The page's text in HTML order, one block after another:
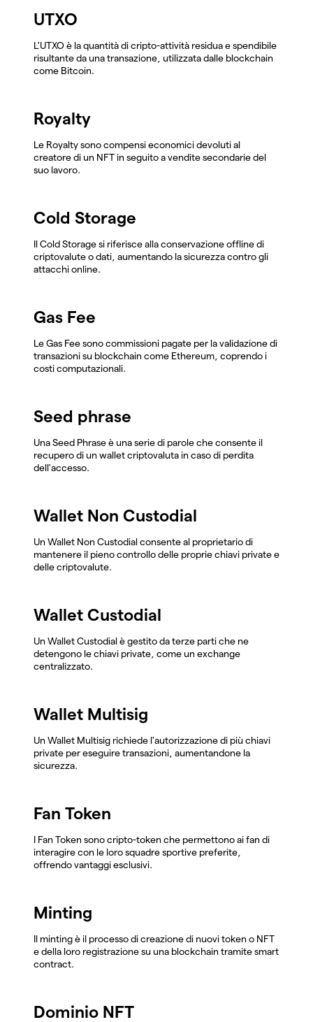
UTXO
L'UTXO è la quantità di cripto-attività residua e spendibile
risultante da una transazione, utilizzata dalle blockchain
come Bitcoin.
Royalty
Le Royalty sono compensi economici devoluti al
creatore di un NFT in seguito a vendite secondarie del
suo lavoro.
Cold Storage
Il Cold Storage si riferisce alla conservazione offline di
criptovalute o dati, aumentando la sicurezza contro gli
attacchi online.
Gas Fee
Le Gas Fee sono commissioni pagate per la validazione di
transazioni su blockchain come Ethereum, coprendo i
costi computazionali.
Seed phrase
Una Seed Phrase è una serie di parole che consente il
recupero di un wallet criptovaluta in caso di perdita
dell'accesso.
Wallet Non Custodial
Un Wallet Non Custodial consente al proprietario di
mantenere il pieno controllo delle proprie chiavi private e
delle criptovalute.
Wallet Custodial
Un Wallet Custodial è gestito da terze parti che ne
detengono le chiavi private, come un exchange
centralizzato.
Wallet Multisig
Un Wallet Multisig richiede l'autorizzazione di più chiavi
private per eseguire transazioni, aumentandone la
sicurezza.
Fan Token
I Fan Token sono cripto-token che permettono ai fan di
interagire con le loro squadre sportive preferite,
offrendo vantaggi esclusivi.
Minting
Il minting è il processo di creazione di nuovi token o NFT
e della loro registrazione su una blockchain tramite smart
contract.
Dominio NFT